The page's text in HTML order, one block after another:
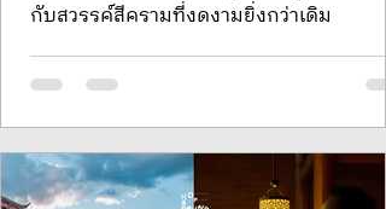
กับสวรรค์สีครามที่งดงามยิ่งกว่าเดิม